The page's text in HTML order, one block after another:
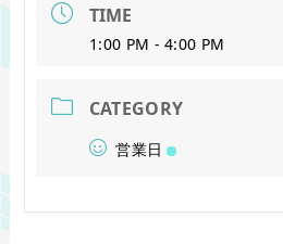
TIME
1:00 PM - 4:00 PM
CATEGORY
営業日